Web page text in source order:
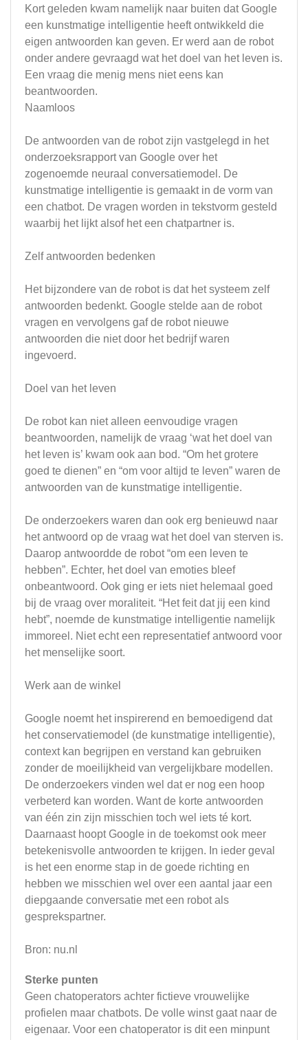
Kort geleden kwam namelijk naar buiten dat Google
een kunstmatige intelligentie heeft ontwikkeld die
eigen antwoorden kan geven. Er werd aan de robot
onder andere gevraagd wat het doel van het leven is.
Een vraag die menig mens niet eens kan
beantwoorden.
Naamloos
De antwoorden van de robot zijn vastgelegd in het
onderzoeksrapport van Google over het
zogenoemde neuraal conversatiemodel. De
kunstmatige intelligentie is gemaakt in de vorm van
een chatbot. De vragen worden in tekstvorm gesteld
waarbij het lijkt alsof het een chatpartner is.
Zelf antwoorden bedenken
Het bijzondere van de robot is dat het systeem zelf
antwoorden bedenkt. Google stelde aan de robot
vragen en vervolgens gaf de robot nieuwe
antwoorden die niet door het bedrijf waren
ingevoerd.
Doel van het leven
De robot kan niet alleen eenvoudige vragen
beantwoorden, namelijk de vraag ‘wat het doel van
het leven is’ kwam ook aan bod. “Om het grotere
goed te dienen” en “om voor altijd te leven” waren de
antwoorden van de kunstmatige intelligentie.
De onderzoekers waren dan ook erg benieuwd naar
het antwoord op de vraag wat het doel van sterven is.
Daarop antwoordde de robot “om een leven te
hebben”. Echter, het doel van emoties bleef
onbeantwoord. Ook ging er iets niet helemaal goed
bij de vraag over moraliteit. “Het feit dat jij een kind
hebt”, noemde de kunstmatige intelligentie namelijk
immoreel. Niet echt een representatief antwoord voor
het menselijke soort.
Werk aan de winkel
Google noemt het inspirerend en bemoedigend dat
het conservatiemodel (de kunstmatige intelligentie),
context kan begrijpen en verstand kan gebruiken
zonder de moeilijkheid van vergelijkbare modellen.
De onderzoekers vinden wel dat er nog een hoop
verbeterd kan worden. Want de korte antwoorden
van één zin zijn misschien toch wel iets té kort.
Daarnaast hoopt Google in de toekomst ook meer
betekenisvolle antwoorden te krijgen. In ieder geval
is het een enorme stap in de goede richting en
hebben we misschien wel over een aantal jaar een
diepgaande conversatie met een robot als
gesprekspartner.
Bron: nu.nl
Sterke punten
Geen chatoperators achter fictieve vrouwelijke
profielen maar chatbots. De volle winst gaat naar de
eigenaar. Voor een chatoperator is dit een minpunt